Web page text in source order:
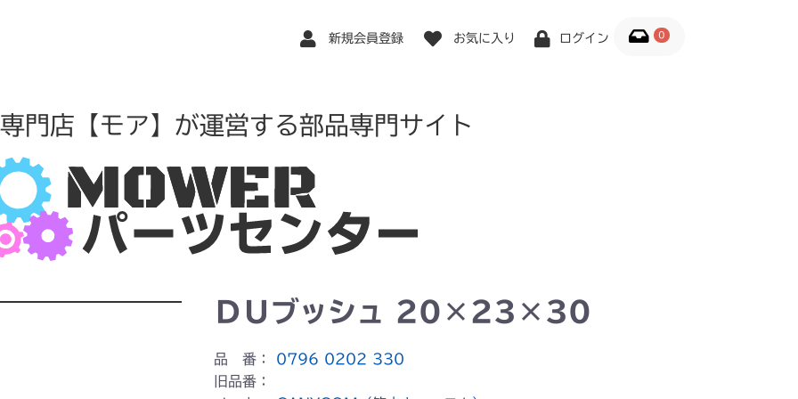
新規会員登録 お気に入り ログイン 0
門店【モア】が運営する部品専門サイト
ＤＵブッシュ 20×23×30
品 番： 0796 0202 330
旧品番：